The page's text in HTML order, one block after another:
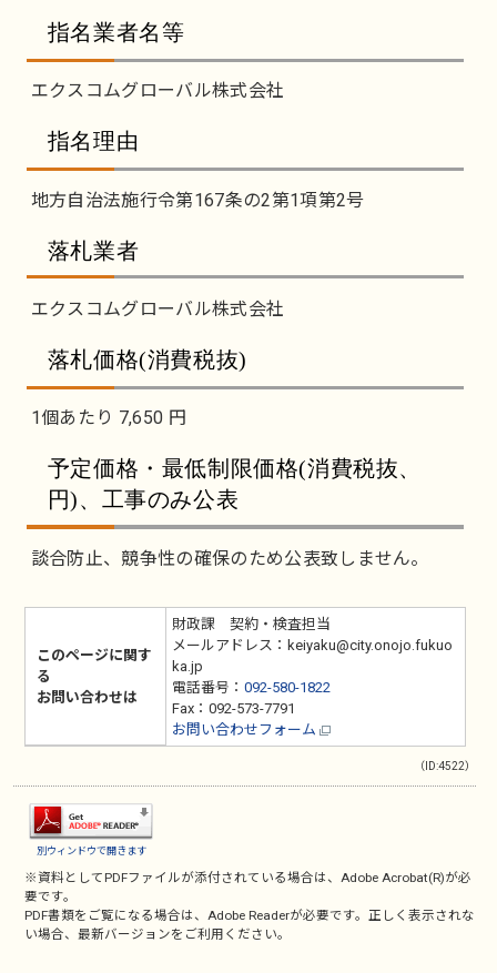
指名業者名等
エクスコムグローバル株式会社
指名理由
地方自治法施行令第167条の2第1項第2号
落札業者
エクスコムグローバル株式会社
落札価格(消費税抜)
1個あたり 7,650 円
予定価格・最低制限価格(消費税抜、
円)、工事のみ公表
談合防止、競争性の確保のため公表致しません。
このページに関す
る
お問い合わせは
財政課 契約・検査担当
メールアドレス：keiyaku@city.onojo.fukuo
ka.jp
電話番号： 092-580-1822
Fax：092-573-7791
お問い合わせフォーム
（ID:4522）
別ウィンドウで開きます
※資料としてPDFファイルが添付されている場合は、Adobe Acrobat(R)が必
要です。
PDF書類をご覧になる場合は、Adobe Readerが必要です。正しく表示されな
い場合、最新バージョンをご利用ください。